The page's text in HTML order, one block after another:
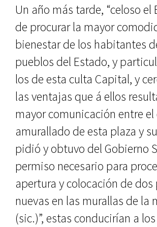
Un año más tarde, “celoso el
de procurar la mayor
bienestar de los habitantes
pueblos del Estado, y
los de esta culta Ca­pital, y
las ventajas que á ellos
mayor comuni­cación entre el
amurallado de esta plaza y
pidió y obtu­vo del Gobierno
permiso necesario para
apertura y colocación de dos
nuevas en las murallas de la
(sic.)”, es­tas conducirían a